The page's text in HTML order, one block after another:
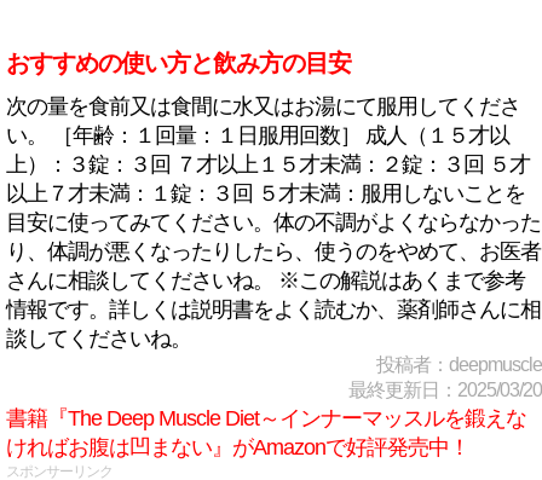
おすすめの使い方と飲み方の目安
次の量を食前又は食間に水又はお湯にて服用してくださ
い。 ［年齢：１回量：１日服用回数］ 成人（１５才以
上）：３錠：３回 ７才以上１５才未満：２錠：３回 ５才
以上７才未満：１錠：３回 ５才未満：服用しないことを
目安に使ってみてください。体の不調がよくならなかった
り、体調が悪くなったりしたら、使うのをやめて、お医者
さんに相談してくださいね。 ※この解説はあくまで参考
情報です。詳しくは説明書をよく読むか、薬剤師さんに相
談してくださいね。
投稿者：deepmuscle
最終更新日：2025/03/20
書籍『The Deep Muscle Diet～インナーマッスルを鍛えな
ければお腹は凹まない』がAmazonで好評発売中！
スポンサーリンク